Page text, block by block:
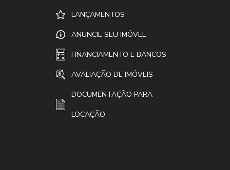
LANÇAMENTOS
ANUNCIE SEU IMÓVEL
FINANCIAMENTO E BANCOS
AVALIAÇÃO DE IMÓVEIS
DOCUMENTAÇÃO PARA
LOCAÇÃO